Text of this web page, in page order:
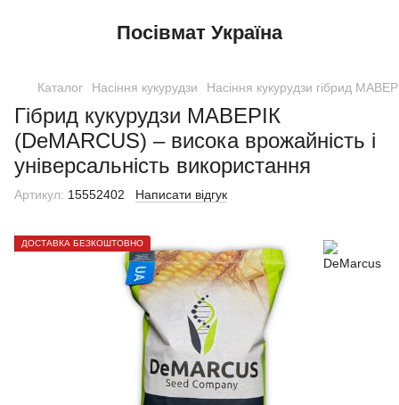
Посівмат Україна
Каталог Насіння кукурудзи Насіння кукурудзи гібрид
Гібрид кукурудзи МАВЕРІК
(DeMARCUS) – висока врожайність і
універсальність використання
Артикул: 15552402 Написати відгук
ДОСТАВКА БЕЗКОШТОВНО